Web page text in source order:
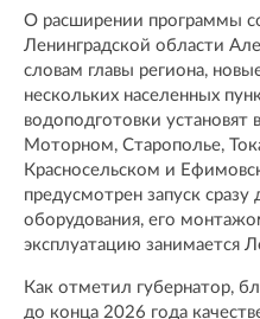
О расширении программы
Ленинградской области
словам главы региона,
нескольких населенных
водоподготовки
Моторном, Старополье,
Красносельском и
предусмотрен запуск
оборудования, его
эксплуатацию занимается
Как отметил губернатор,
до конца 2026 года